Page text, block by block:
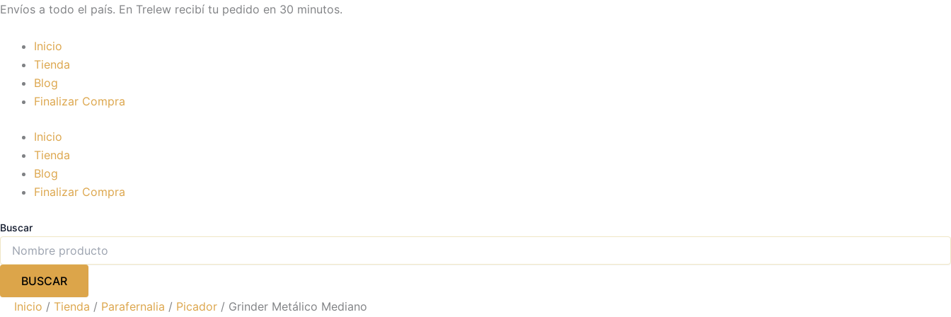
Ir
contenido
Envíos a todo el país. En Trelew recibí tu pedido en 30 minutos.
Inicio
Tienda
Blog
Finalizar Compra
Inicio
Tienda
Blog
Finalizar Compra
Buscar
BUSCAR
Inicio / Tienda / Parafernalia / Picador / Grinder Metálico Mediano
Grinder
cantidad